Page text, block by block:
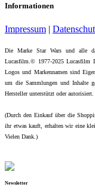
Informationen
Impressum |
Die Marke Star Wars und alle
Lucasfilm.© 1977-2025 Lucasfilm
Logos und Markennamen sind
um die Sammlungen und Inhalte
Hersteller unterstützt oder autorisiert.
(Durch den Einkauf über die
ihr etwas kauft, erhalten wir eine
Vielen Dank.)
Newsletter